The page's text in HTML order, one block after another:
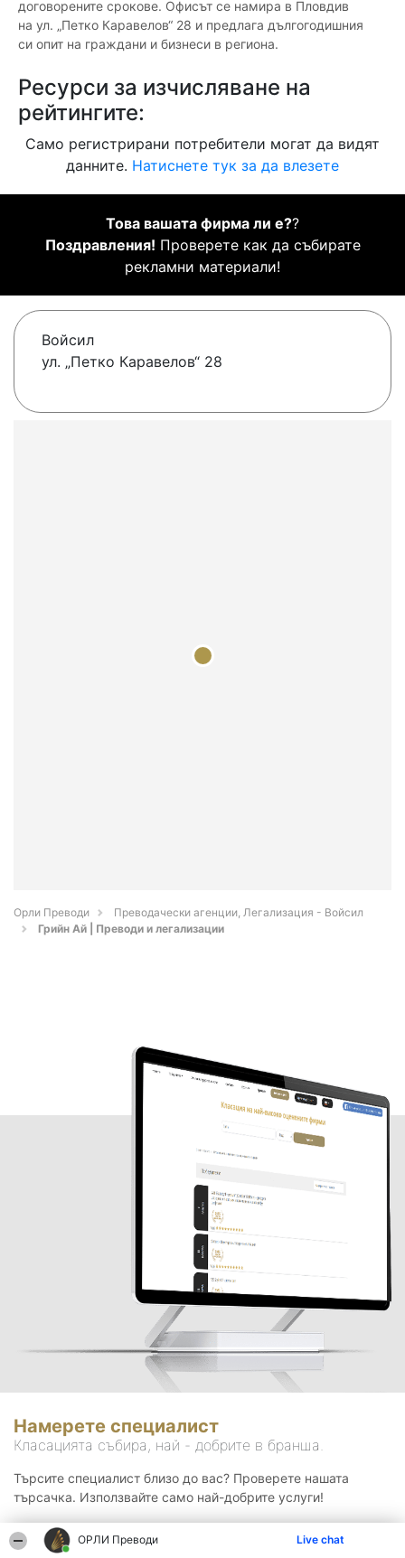
ОРЛИ Преводи Live chat
договорените срокове. Офисът се намира в Пловдив
на ул. „Петко Каравелов“ 28 и предлага дългогодишния
си опит на граждани и бизнеси в региона.
Ресурси за изчисляване на
рейтингите:
Само регистрирани потребители могат да видят
данните. Натиснете тук за да влезете
Това вашата фирма ли е??
Поздравления! Проверете как да събирате
рекламни материали!
Войсил
ул. „Петко Каравелов“ 28
Орли Преводи
Преводачески агенции, Легализация - Войсил
Грийн Ай | Преводи и легализации
Намерете специалист
Класацията събира, най - добрите в бранша.
Търсите специалист близо до вас? Проверете нашата
търсачка. Използвайте само най-добрите услуги!